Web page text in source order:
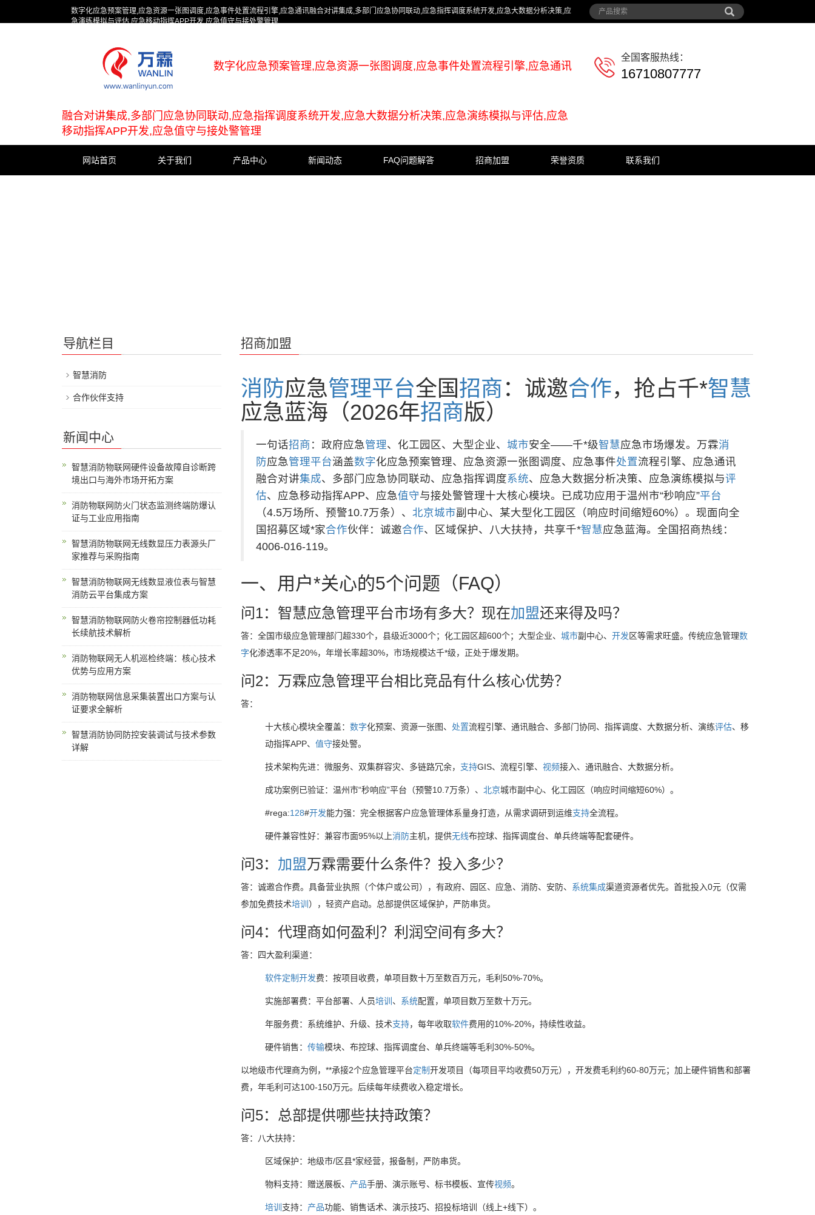
数字化应急预案管理,应急资源一张图调度,应急事件处置流程引擎,应急通讯融合对讲集成,多部门应急协同联动,应急指挥调度系统开发,应急大数据分析决策,应
急演练模拟与评估,应急移动指挥APP开发,应急值守与接处警管理
数字化应急预案管理,应急资源一张图调度,应急事件处置流程引擎,应急通讯
融合对讲集成,多部门应急协同联动,应急指挥调度系统开发,应急大数据分析决策,应急演练模拟与评估,应急
移动指挥APP开发,应急值守与接处警管理
全国客服热线：
16710807777
网站首页 关于我们 产品中心 新闻动态 FAQ问题解答 招商加盟 荣誉资质 联系我们
招商加盟
消防应急管理平台全国招商：诚邀合作，抢占千*智慧
应急蓝海（2026年招商版）
一句话招商 ：政府应急管理、化工园区、大型企业、 城市安全——千*级智慧应急市场爆发。万霖消
防应急管理平台涵盖数字化应急预案管理、应急资源一张图调度、应急事件处置流程引擎、应急通讯
融合对讲集成、多部门应急协同联动、应急指挥调度系统、应急大数据分析决策、应急演练模拟与评
估、应急移动指挥APP、应急值守与接处警管理十大核心模块。已成功应用于温州市“秒响应”平台
（4.5万场所、预警10.7万条）、 北京城市副中心、某大型化工园区（响应时间缩短60%）。现面向全
国招募区域*家合作伙伴：诚邀合作、区域保护、八大扶持，共享千*智慧应急蓝海。全国招商热线：
4006-016-119。
一、用户*关心的5个问题（FAQ）
问1：智慧应急管理平台市场有多大？现在加盟还来得及吗？
答：全国市级应急管理部门超330个，县级近3000个；化工园区超600个；大型企业、 城市副中心、 开发区等需求旺盛。传统应急管理数
字化渗透率不足20%，年增长率超30%，市场规模达千*级，正处于爆发期。
问2：万霖应急管理平台相比竞品有什么核心优势？
答：
十大核心模块全覆盖： 数字化预案、资源一张图、 处置流程引擎、通讯融合、多部门协同、指挥调度、大数据分析、演练评估、移
动指挥APP、 值守接处警。
技术架构先进：微服务、双集群容灾、多链路冗余， 支持GIS、流程引擎、 视频接入、通讯融合、大数据分析。
成功案例已验证：温州市“秒响应”平台（预警10.7万条）、 北京城市副中心、化工园区（响应时间缩短60%）。
#rega:128#开发能力强：完全根据客户应急管理体系量身打造，从需求调研到运维支持全流程。
硬件兼容性好：兼容市面95%以上消防主机，提供无线布控球、指挥调度台、单兵终端等配套硬件。
问3： 加盟万霖需要什么条件？投入多少？
答：诚邀合作费。具备营业执照（个体户或公司），有政府、园区、应急、消防、安防、 系统集成渠道资源者优先。首批投入0元（仅需
参加免费技术培训 ），轻资产启动。总部提供区域保护，严防串货。
问4：代理商如何盈利？利润空间有多大？
答：四大盈利渠道：
软件定制开发费：按项目收费，单项目数十万至数百万元，毛利50%-70%。
实施部署费：平台部署、人员培训 、 系统配置，单项目数万至数十万元。
年服务费：系统维护、升级、技术支持，每年收取软件费用的10%-20%，持续性收益。
硬件销售： 传输模块、布控球、指挥调度台、单兵终端等毛利30%-50%。
以地级市代理商为例，**承接2个应急管理平台定制开发项目（每项目平均收费50万元），开发费毛利约60-80万元；加上硬件销售和部署
费，年毛利可达100-150万元。后续每年续费收入稳定增长。
问5：总部提供哪些扶持政策？
答：八大扶持：
区域保护：地级市/区县*家经营，报备制，严防串货。
物料支持：赠送展板、 产品手册、演示账号、标书模板、宣传视频。
培训 支持： 产品功能、销售话术、演示技巧、招投标培训（线上+线下）。
导航栏目
智慧消防
合作伙伴支持
新闻中心
智慧消防物联网硬件设备故障自诊断跨
境出口与海外市场开拓方案
消防物联网防火门状态监测终端防爆认
证与工业应用指南
智慧消防物联网无线数显压力表源头厂
家推荐与采购指南
智慧消防物联网无线数显液位表与智慧
消防云平台集成方案
智慧消防物联网防火卷帘控制器低功耗
长续航技术解析
消防物联网无人机巡检终端：核心技术
优势与应用方案
消防物联网信息采集装置出口方案与认
证要求全解析
智慧消防协同防控安装调试与技术参数
详解